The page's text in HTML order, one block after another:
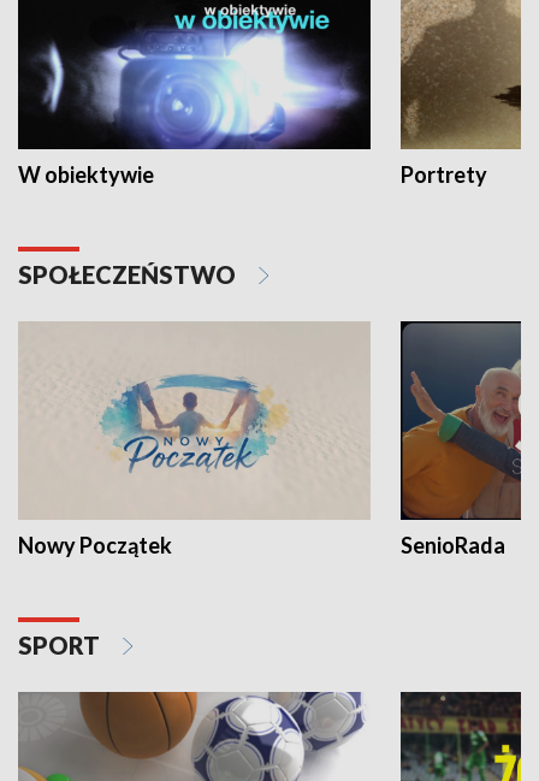
W obiektywie Portrety
SPOŁECZEŃSTWO
Nowy Początek SenioRada
SPORT